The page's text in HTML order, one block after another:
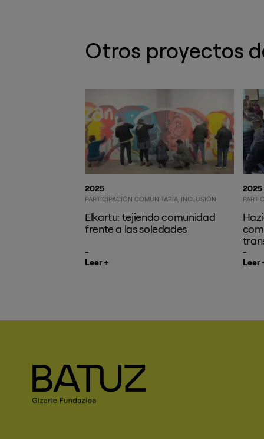
Otros proyectos
2025
PARTICIPACIÓN COMUNITARIA INCLUSIÓN
Elkartu: tejiendo comunidad
frente a las soledades
Leer +
2025
Leer